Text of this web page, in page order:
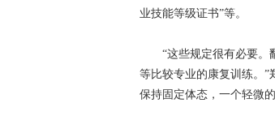
业技能等级证书”等。
“这些规定很有必要。翻
等比较专业的康复训练。
保持固定体态，一个轻微